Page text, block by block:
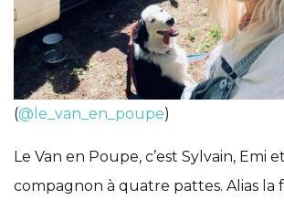
(@le_van_en_poupe)
Le Van en Poupe, c’est Sylvain, Emi
compagnon à quatre pattes. Alias la